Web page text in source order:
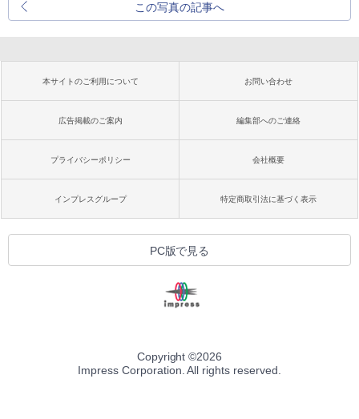
この写真の記事へ
本サイトのご利用について お問い合わせ
広告掲載のご案内 編集部へのご連絡
プライバシーポリシー 会社概要
インプレスグループ 特定商取引法に基づく表示
PC版で見る
Copyright ©2026
Impress Corporation. All rights reserved.